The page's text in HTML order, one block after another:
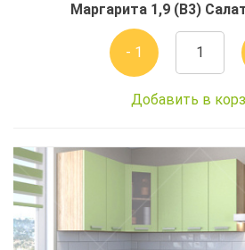
Маргарита 1,9 (В3)
- 1
Добавить в